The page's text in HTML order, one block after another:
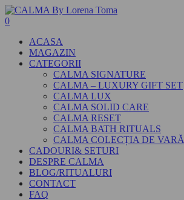
0
ACASA
MAGAZIN
CATEGORII
CALMA SIGNATURE
CALMA – LUXURY GIFT SET
CALMA LUX
CALMA SOLID CARE
CALMA RESET
CALMA BATH RITUALS
CALMA COLECȚIA DE VARĂ
CADOURI& SETURI
DESPRE CALMA
BLOG/RITUALURI
CONTACT
FAQ